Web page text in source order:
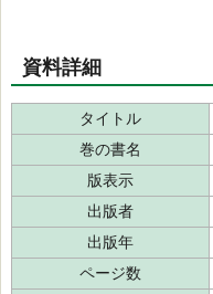
資料詳細
タイトル
巻の書名
版表示
出版者
出版年
ページ数